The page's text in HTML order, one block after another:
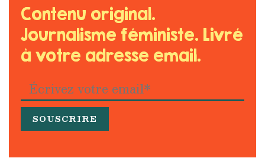
Contenu original.
Journalisme féministe. Livré
à votre adresse email.